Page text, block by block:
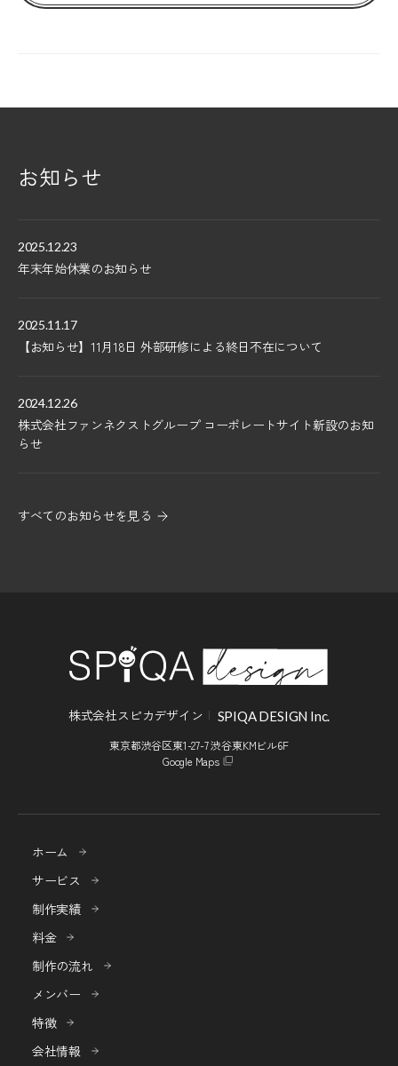
お知らせ
2025.12.23
年末年始休業のお知らせ
2025.11.17
【お知らせ】11月18日 外部研修による終日不在について
2024.12.26
株式会社ファンネクストグループ コーポレートサイト新設のお知
らせ
すべてのお知らせを見る
株式会社スピカデザイン SPIQA DESIGN Inc.
東京都渋谷区東1-27-7 渋谷東KMビル6F
Google Maps
ホーム
サービス
制作実績
料金
制作の流れ
メンバー
特徴
会社情報